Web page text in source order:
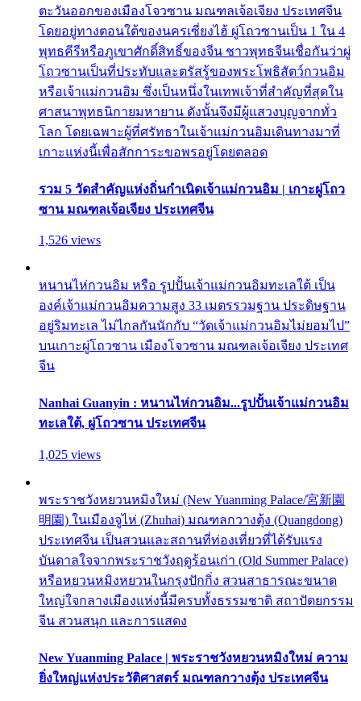
ตะวันออกของเมืองโจวซาน มณฑลเจ้อเจียง ประเทศจีน
โดยอยู่ทางตอนใต้ของนครเซี่ยงไฮ้ ผู่โถวซานเป็น 1 ใน 4
พุทธคีรีหรือภูเขาศักดิ์สิทธิ์ของจีน ชาวพุทธจีนเชื่อกันว่าผู่
โถวซานเป็นที่ประทับและตรัสรู้ของพระโพธิสัตว์กวนอิม
หรือเจ้าแม่กวนอิม ซึ่งเป็นหนึ่งในเทพเจ้าที่สำคัญที่สุดใน
ศาสนาพุทธนิกายมหายาน ดังนั้นจึงมีผู้แสวงบุญจากทั่ว
โลก โดยเฉพาะผู้ที่ศรัทธาในเจ้าแม่กวนอิมเดินทางมาที่
เกาะแห่งนี้เพื่อสักการะขอพรอยู่โดยตลอด
รวม 5 วัดสำคัญแห่งถิ่นกำเนิดเจ้าแม่กวนอิม | เกาะผู่โถว
ซาน มณฑลเจ้อเจียง ประเทศจีน
1,526 views
หนานไห่กวนอิม หรือ รูปปั้นเจ้าแม่กวนอิมทะเลใต้ เป็น
องค์เจ้าแม่กวนอิมความสูง 33 เมตรรวมฐาน ประดิษฐาน
อยู่ริมทะเล ไม่ไกลกันนักกับ “วัดเจ้าแม่กวนอิมไม่ยอมไป”
บนเกาะผู่โถวซาน เมืองโจวซาน มณฑลเจ้อเจียง ประเทศ
จีน
Nanhai Guanyin : หนานไห่กวนอิม...รูปปั้นเจ้าแม่กวนอิม
ทะเลใต้, ผู่โถวซาน ประเทศจีน
1,025 views
พระราชวังหยวนหมิงใหม่ (New Yuanming Palace/宮新園
明園) ในเมืองจูไห่ (Zhuhai) มณฑลกวางตุ้ง (Quangdong)
ประเทศจีน เป็นสวนและสถานที่ท่องเที่ยวที่ได้รับแรง
บันดาลใจจากพระราชวังฤดูร้อนเก่า (Old Summer Palace)
หรือหยวนหมิงหยวนในกรุงปักกิ่ง สวนสาธารณะขนาด
ใหญ่ใจกลางเมืองแห่งนี้มีครบทั้งธรรมชาติ สถาปัตยกรรม
จีน สวนสนุก และการแสดง
New Yuanming Palace | พระราชวังหยวนหมิงใหม่ ความ
ยิ่งใหญ่แห่งประวัติศาสตร์ มณฑลกวางตุ้ง ประเทศจีน